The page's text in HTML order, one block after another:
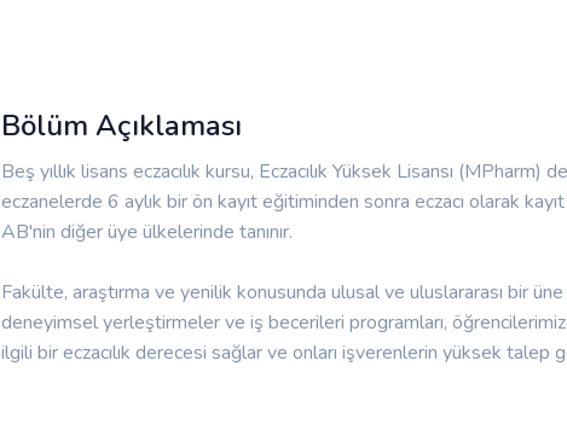
Bölüm Açıklaması
Beş yıllık lisans eczacılık kursu, Eczacılık Yüksek Lisansı (MPharm)
eczanelerde 6 aylık bir ön kayıt eğitiminden sonra eczacı olarak
AB'nin diğer üye ülkelerinde tanınır.
Fakülte, araştırma ve yenilik konusunda ulusal ve uluslararası bir
deneyimsel yerleştirmeler ve iş becerileri programları,
ilgili bir eczacılık derecesi sağlar ve onları işverenlerin yüksek talep